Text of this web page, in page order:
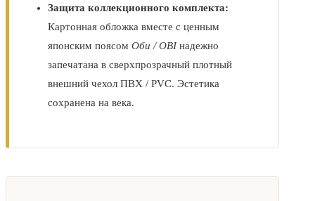
Защита коллекционного комплекта:
Картонная обложка вместе с ценным
японским поясом Оби / OBIнадежно
запечатана в сверхпрозрачный плотный
внешний чехол ПВХ / PVC. Эстетика
сохранена на века.